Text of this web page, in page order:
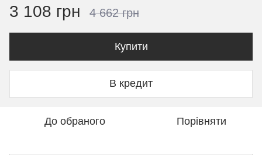
3 108 грн 4 662 грн
Купити
В кредит
До обраного Порівняти